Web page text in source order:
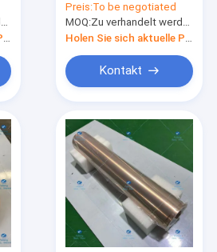
Eisenmetall
Preis:To be negotiated
MOQ:Zu verhandelt werden
Kontakt